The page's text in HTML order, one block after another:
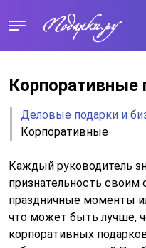
Корпоративные
Деловые подарки и
Корпоративные
Каждый руководитель
признательность своим
праздничные моменты
что может быть лучше,
корпоративных